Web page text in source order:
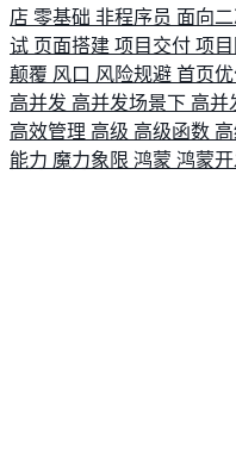
店 零基础 非程序员 面向
试 页面搭建 项目交付 项
颠覆 风口 风险规避 首页
高并发 高并发场景下 高并
高效管理 高级 高级函数
能力 魔力象限 鸿蒙 鸿蒙